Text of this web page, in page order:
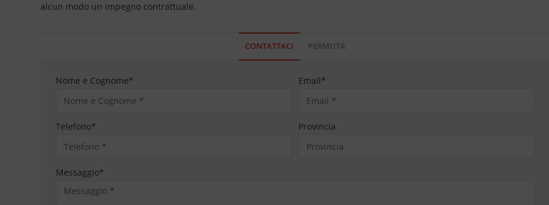
alcun modo un impegno contrattuale.
CONTATTACI PERMUTA
Nome e Cognome* Email*
Telefono* Provincia
Messaggio*